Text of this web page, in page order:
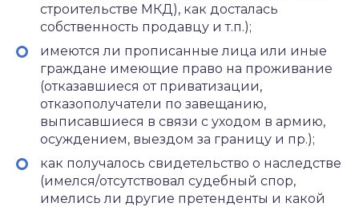
строительстве МКД), как досталась
собственность продавцу и т.п.);
имеются ли прописанные лица или иные
граждане имеющие право на проживание
(отказавшиеся от приватизации,
отказополучатели по завещанию,
выписавшиеся в связи с уходом в армию,
осуждением, выездом за границу и пр.);
как получалось свидетельство о наследстве
(имелся/отсутствовал судебный спор,
имелись ли другие претенденты и какой